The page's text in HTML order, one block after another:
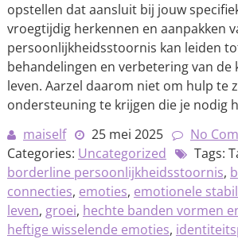
opstellen dat aansluit bij jouw
vroegtijdig herkennen en aanpakken
persoonlijkheidsstoornis kan leiden
behandelingen en verbetering van de
leven. Aarzel daarom niet om hulp te
ondersteuning te krijgen die je nodig
maiself
25 mei 2025
No
Categories: Uncategorized Tags:
borderline persoonlijkheidsstoornis,
connecties, emoties, emotionele
leven, groei, hechte banden vormen
heftige wisselende emoties,